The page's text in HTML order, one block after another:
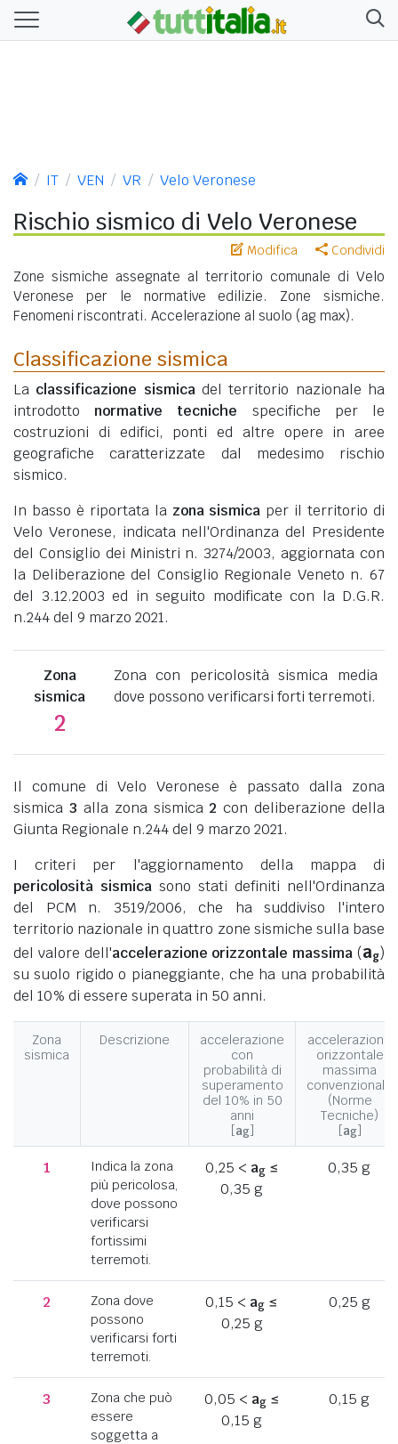
IT VEN VR Velo Veronese
Rischio sismico di Velo Veronese
Modifica Condividi
Zone sismiche assegnate al territorio comunale di Velo
Veronese per le normative edilizie. Zone sismiche.
Fenomeni riscontrati. Accelerazione al suolo (ag max).
Classificazione sismica
La classificazione sismicadel territorio nazionale ha
introdotto normative tecniche specifiche per le
costruzioni di edifici, ponti ed altre opere in aree
geografiche caratterizzate dal medesimo rischio
sismico.
In basso è riportata la zona sismica per il territorio di
Velo Veronese, indicata nell'Ordinanza del Presidente
del Consiglio dei Ministri n. 3274/2003, aggiornata con
la Deliberazione del Consiglio Regionale Veneto n. 67
del 3.12.2003 ed in seguito modificate con la D.G.R.
n.244 del 9 marzo 2021.
Zona
sismica
2
Zona con pericolosità sismica media
dove possono verificarsi forti terremoti.
Il comune di Velo Veronese è passato dalla zona
sismica 3 alla zona sismica 2 con deliberazione della
Giunta Regionale n.244 del 9 marzo 2021.
I criteri per l'aggiornamento della mappa di
pericolosità sismica sono stati definiti nell'Ordinanza
del PCM n. 3519/2006, che ha suddiviso l'intero
territorio nazionale in quattro zone sismiche sulla base
del valore dell'accelerazione orizzontale massima (ag)
su suolo rigido o pianeggiante, che ha una probabilità
del 10% di essere superata in 50 anni.
Zona
sismica
Descrizione
accelerazione
con
probabilità di
superamento
del 10% in 50
anni
[ag]
accelerazione
orizzontale
massima
convenzionale
(Norme
Tecniche)
[ag]
1
Indica la zona
più pericolosa,
dove possono
verificarsi
fortissimi
terremoti.
0,25 < ag≤
0,35 g
0,35 g
2
Zona dove
possono
verificarsi forti
terremoti.
0,15 < ag ≤
0,25 g
0,25 g
3
Zona che può
essere
soggetta a
0,05 < ag≤
0,15 g
0,15 g